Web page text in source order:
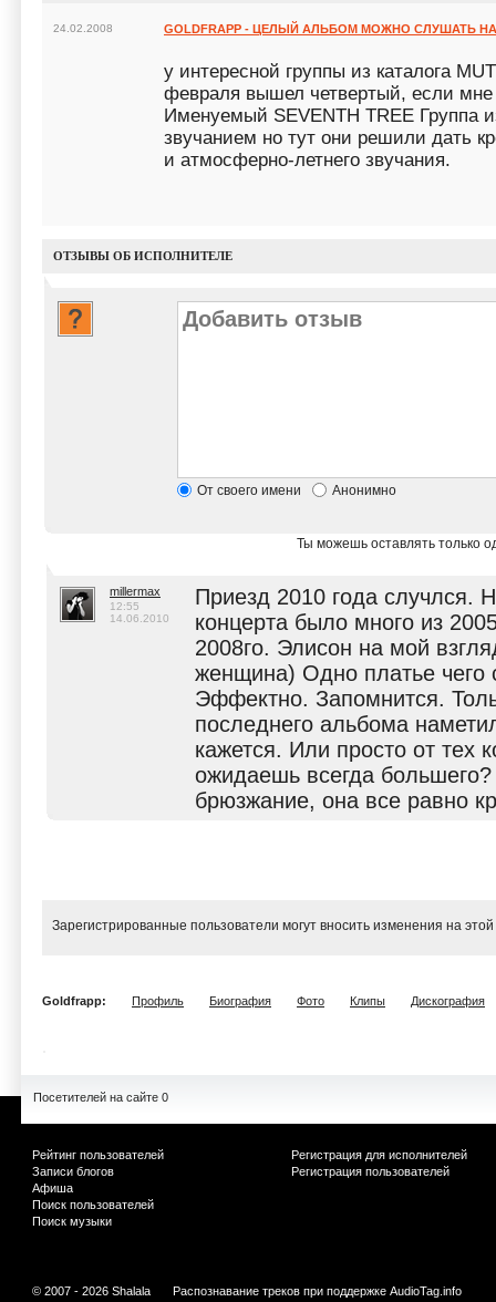
24.02.2008 GOLDFRAPP - ЦЕЛЫЙ АЛЬБОМ МОЖНО СЛУШАТЬ НА
у интересной группы из каталога
февраля вышел четвертый, если
Именуемый SEVENTH TREE Группа
звучанием но тут они решили дать
и атмосферно-летнего звучания.
ОТЗЫВЫ ОБ ИСПОЛНИТЕЛЕ
От своего имени Анонимно
Ты можешь оставлять только
millermax
12:55
14.06.2010
Приезд 2010 года случлся.
концерта было много из
2008го. Элисон на мой
женщина) Одно платье чего
Эффектно. Запомнится.
последнего альбома
кажется. Или просто от тех
ожидаешь всегда
брюзжание, она все равно
Зарегистрированные пользователи могут вносить изменения на
Goldfrapp: Профиль Биография Фото Клипы Дискография
Посетителей на сайте 0
Рейтинг пользователей
Записи блогов
Афиша
Поиск пользователей
Поиск музыки
Регистрация для исполнителей
Регистрация пользователей
© 2007 - 2026 Shalala Распознавание треков при поддержке AudioTag.info